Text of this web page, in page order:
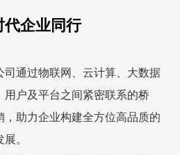
代企业同行
司通过物联网、云计算、大数据
户及平台之间紧密联系的桥
助力企业构建全方位高品质的
。